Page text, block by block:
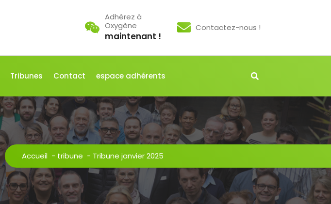
Adhérez à
Oxygène
maintenant !
Contactez-nous !
Tribunes Contact espace adhérents
Accueil - tribune - Tribune janvier 2025